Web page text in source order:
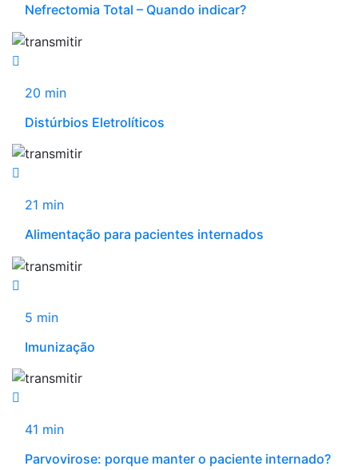
Nefrectomia Total – Quando indicar?
20 min
Distúrbios Eletrolíticos
21 min
Alimentação para pacientes internados
5 min
Imunização
41 min
Parvovirose: porque manter o paciente internado?